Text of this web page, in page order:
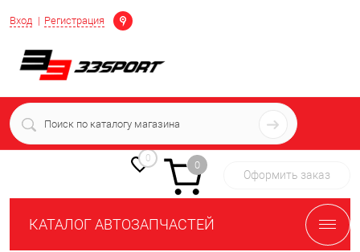
Вход Регистрация
Определение
+7 (939) 716-10-06
пн-пт 7:00-16:00 МСК
0
0
Оформить заказ
КАТАЛОГ АВТОЗАПЧАСТЕЙ